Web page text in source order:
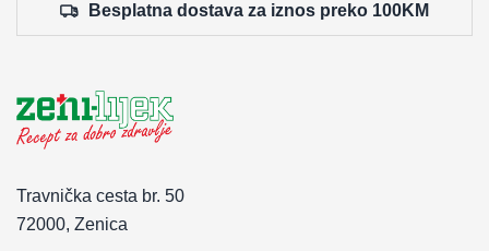
Besplatna dostava za iznos preko 100KM
Travnička cesta br. 50
72000, Zenica